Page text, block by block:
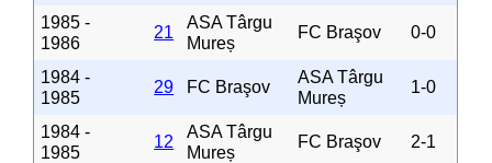
1985 -
1986
21
ASA Târgu
Mureș
FC Braşov 0-0
1984 -
1985
29 FC Braşov
ASA Târgu
Mureș
1-0
1984 -
1985
12
ASA Târgu
Mureș
FC Braşov 2-1